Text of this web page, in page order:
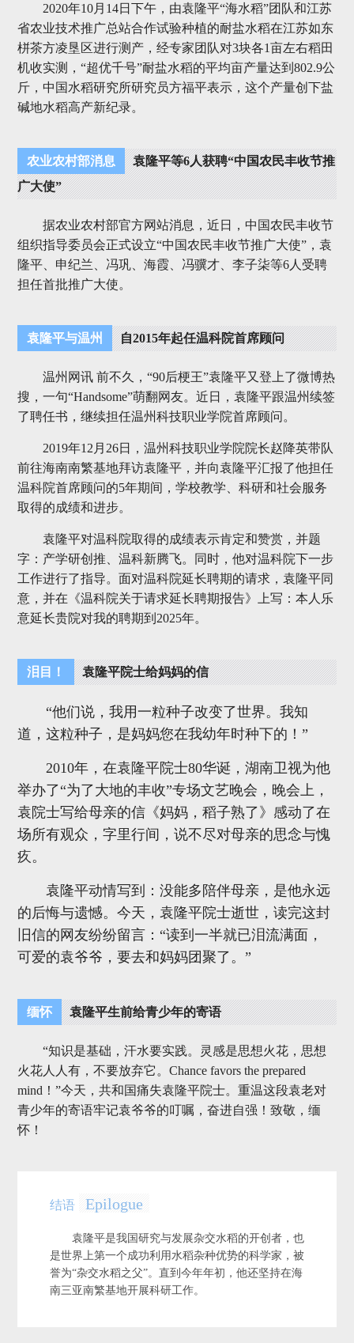
2020年10月14日下午，由袁隆平“海水稻”团队和江苏
省农业技术推广总站合作试验种植的耐盐水稻在江苏如东
栟茶方凌垦区进行测产，经专家团队对3块各1亩左右稻田
机收实测，“超优千号”耐盐水稻的平均亩产量达到802.9公
斤，中国水稻研究所研究员方福平表示，这个产量创下盐
碱地水稻高产新纪录。
农业农村部消息
袁隆平等6人获聘“中国农民丰收节推
广大使”
据农业农村部官方网站消息，近日，中国农民丰收节
组织指导委员会正式设立“中国农民丰收节推广大使”，袁
隆平、申纪兰、冯巩、海霞、冯骥才、李子柒等6人受聘
担任首批推广大使。
袁隆平与温州 自2015年起任温科院首席顾问
温州网讯 前不久，“90后梗王”袁隆平又登上了微博热
搜，一句“Handsome”萌翻网友。近日，袁隆平跟温州续签
了聘任书，继续担任温州科技职业学院首席顾问。
2019年12月26日，温州科技职业学院院长赵降英带队
前往海南南繁基地拜访袁隆平，并向袁隆平汇报了他担任
温科院首席顾问的5年期间，学校教学、科研和社会服务
取得的成绩和进步。
袁隆平对温科院取得的成绩表示肯定和赞赏，并题
字：产学研创推、温科新腾飞。同时，他对温科院下一步
工作进行了指导。面对温科院延长聘期的请求，袁隆平同
意，并在《温科院关于请求延长聘期报告》上写：本人乐
意延长贵院对我的聘期到2025年。
泪目！ 袁隆平院士给妈妈的信
“他们说，我用一粒种子改变了世界。我知
道，这粒种子，是妈妈您在我幼年时种下的！”
2010年，在袁隆平院士80华诞，湖南卫视为他
举办了“为了大地的丰收”专场文艺晚会，晚会上，
袁院士写给母亲的信《妈妈，稻子熟了》感动了在
场所有观众，字里行间，说不尽对母亲的思念与愧
疚。
袁隆平动情写到：没能多陪伴母亲，是他永远
的后悔与遗憾。今天，袁隆平院士逝世，读完这封
旧信的网友纷纷留言：“读到一半就已泪流满面，
可爱的袁爷爷，要去和妈妈团聚了。”
缅怀 袁隆平生前给青少年的寄语
“知识是基础，汗水要实践。灵感是思想火花，思想
火花人人有，不要放弃它。Chance favors the prepared
mind！”今天，共和国痛失袁隆平院士。重温这段袁老对
青少年的寄语牢记袁爷爷的叮嘱，奋进自强！致敬，缅
怀！
结语 Epilogue
袁隆平是我国研究与发展杂交水稻的开创者，也
是世界上第一个成功利用水稻杂种优势的科学家，被
誉为“杂交水稻之父”。直到今年年初，他还坚持在海
南三亚南繁基地开展科研工作。